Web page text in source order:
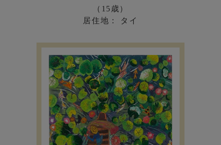
（15歳）
居住地： タイ